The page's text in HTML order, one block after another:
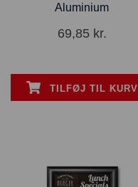
Aluminium
69,85 kr.
TILFØJ TIL KURV